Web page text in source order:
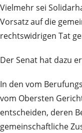
Vielmehr sei
Vorsatz auf die
rechtswidrigen Tat
Der Senat hat dazu
In den vom
vom Obersten
entscheiden, deren
gemeinschaftliche